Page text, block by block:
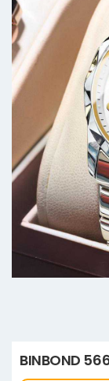
BINBOND